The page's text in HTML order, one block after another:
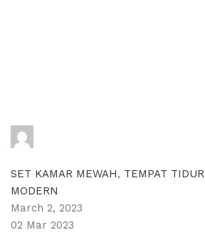
SET KAMAR MEWAH, TEMPAT
MODERN
March 2, 2023
02 Mar 2023